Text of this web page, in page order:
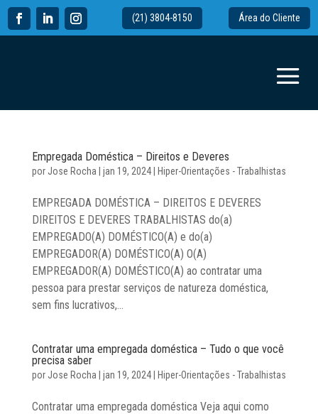
(21) 3804-8150 Área do Cliente
Empregada Doméstica – Direitos e Deveres
por Jose Rocha jan 19, 2024| Hiper-Orientações - Trabalhistas
EMPREGADA DOMÉSTICA – DIREITOS E DEVERES
DIREITOS E DEVERES TRABALHISTAS do(a)
EMPREGADO(A) DOMÉSTICO(A) e do(a)
EMPREGADOR(A) DOMÉSTICO(A) O(A)
EMPREGADOR(A) DOMÉSTICO(A) ao contratar uma
pessoa para prestar serviços de natureza doméstica,
sem fins lucrativos,...
Contratar uma empregada doméstica – Tudo o que você
precisa saber
por Jose Rocha jan 19, 2024| Hiper-Orientações - Trabalhistas
Contratar uma empregada doméstica Veja aqui como